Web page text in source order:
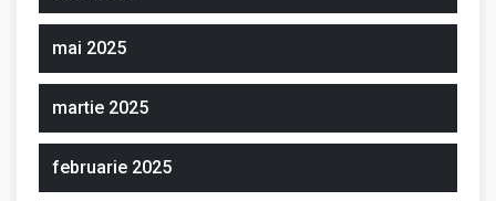
mai 2025
martie 2025
februarie 2025